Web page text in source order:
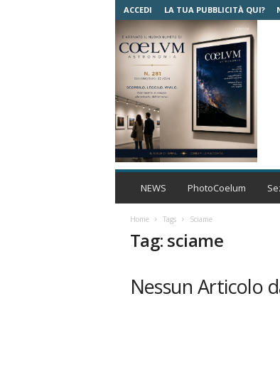
ACCEDI LA TUA PUBBLICITÀ QUI?
C
t
NEWS PhotoCoelum
Home Tags Sciame
Tag: sciame
Nessun Articolo